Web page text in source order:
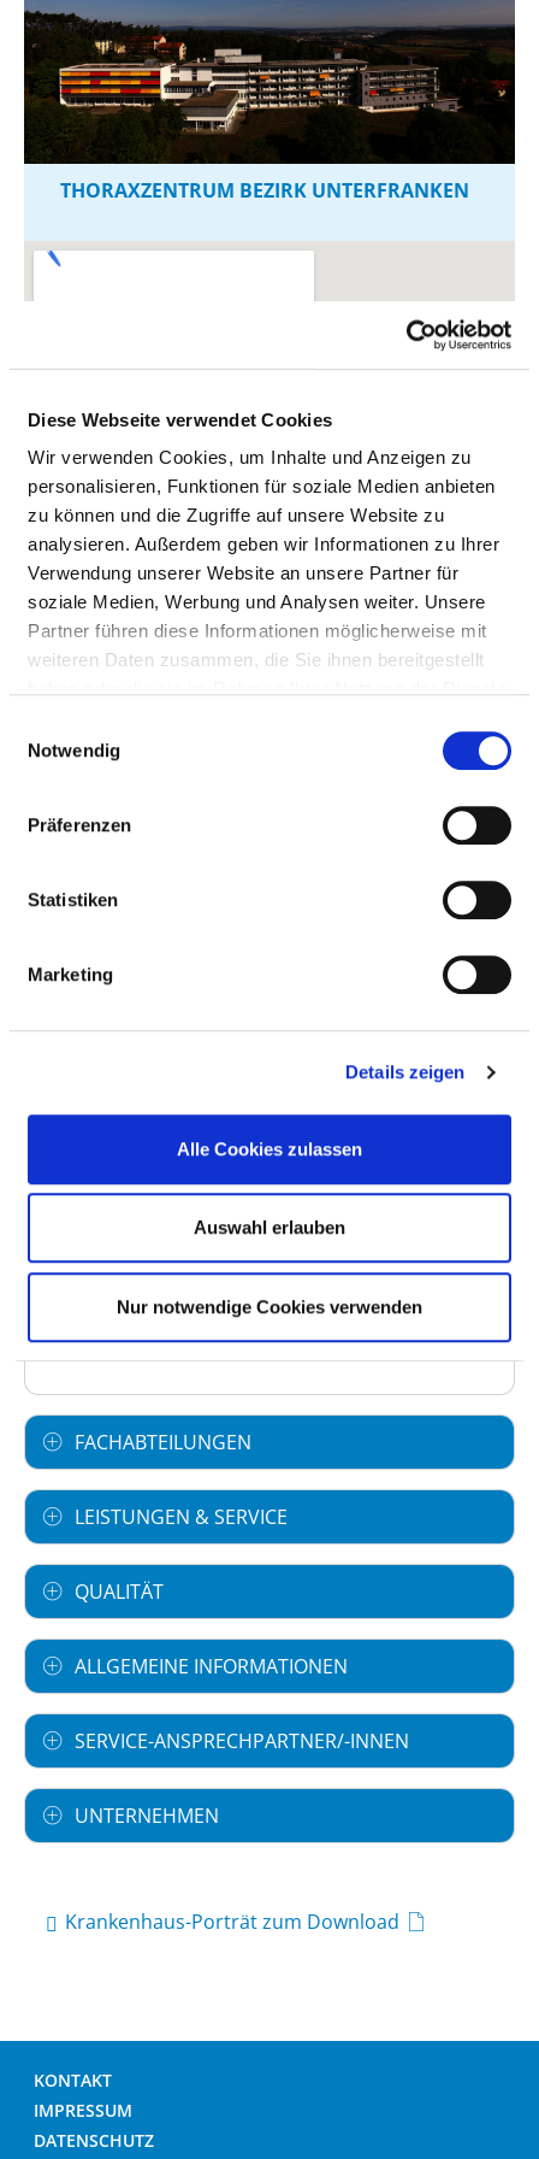
Diese Webseite verwendet Cookies
Wir verwenden Cookies, um Inhalte und Anzeigen zu
personalisieren, Funktionen für soziale Medien anbieten
zu können und die Zugriffe auf unsere Website zu
analysieren. Außerdem geben wir Informationen zu Ihrer
Verwendung unserer Website an unsere Partner für
soziale Medien, Werbung und Analysen weiter. Unsere
Partner führen diese Informationen möglicherweise mit
weiteren Daten zusammen, die Sie ihnen bereitgestellt
Notwendig
Präferenzen
Statistiken
Marketing
Details zeigen
Alle Cookies zulassen
Auswahl erlauben
Nur notwendige Cookies verwenden
THORAXZENTRUM BEZIRK UNTERFRANKEN
97702 Münnerstadt
Mail:ed.ubzt@ofni
BASIS-INFOS
Anzahl Betten: 90
Anzahl der Fachabteilungen: 2
Krankenhausträger: Bezirk Unterfranken
Art des Trägers: öffentlich
FACHABTEILUNGEN
LEISTUNGEN & SERVICE
QUALITÄT
ALLGEMEINE INFORMATIONEN
SERVICE-ANSPRECHPARTNER/-INNEN
UNTERNEHMEN
Krankenhaus-Porträt zum Download
KONTAKT
IMPRESSUM
DATENSCHUTZ